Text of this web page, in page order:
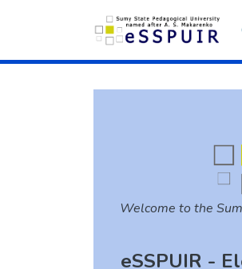
Welcome to the
eSSPUIR -